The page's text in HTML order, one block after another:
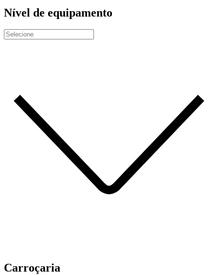
Nível de equipamento
Carroçaria